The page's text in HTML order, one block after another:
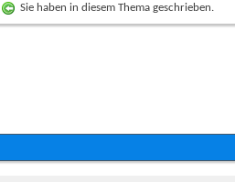
Sie haben in diesem Thema geschrieben.